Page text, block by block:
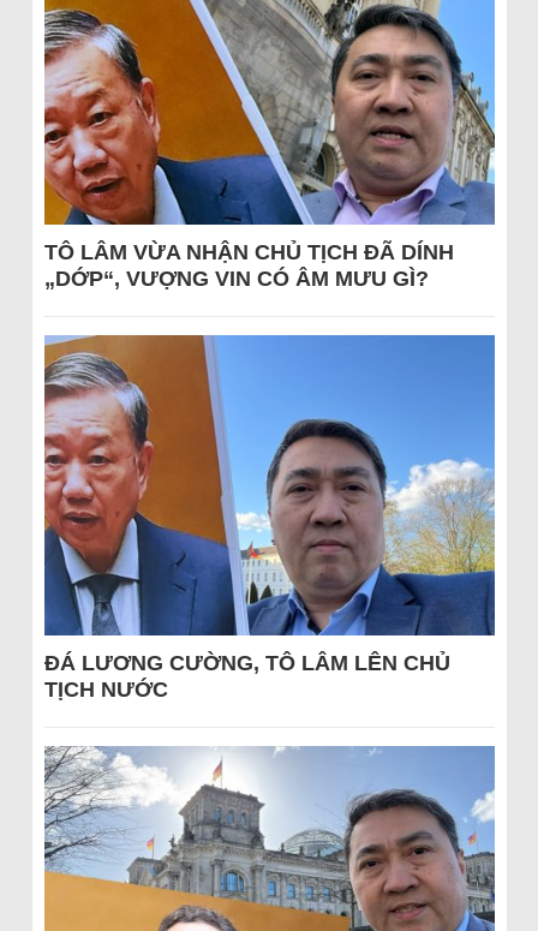
TÔ LÂM VỪA NHẬN CHỦ TỊCH ĐÃ DÍNH
„DỚP“, VƯỢNG VIN CÓ ÂM MƯU GÌ?
ĐÁ LƯƠNG CƯỜNG, TÔ LÂM LÊN CHỦ
TỊCH NƯỚC